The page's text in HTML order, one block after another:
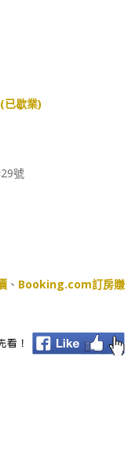
已歇業)
號
、 Booking.com訂房賺